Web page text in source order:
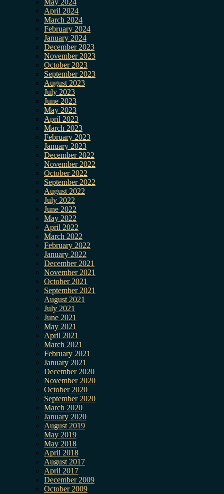
May 2024
April 2024
March 2024
February 2024
January 2024
December 2023
November 2023
October 2023
September 2023
August 2023
July 2023
June 2023
May 2023
April 2023
March 2023
February 2023
January 2023
December 2022
November 2022
October 2022
September 2022
August 2022
July 2022
June 2022
May 2022
April 2022
March 2022
February 2022
January 2022
December 2021
November 2021
October 2021
September 2021
August 2021
July 2021
June 2021
May 2021
April 2021
March 2021
February 2021
January 2021
December 2020
November 2020
October 2020
September 2020
March 2020
January 2020
August 2019
May 2019
May 2018
April 2018
August 2017
April 2017
December 2009
October 2009